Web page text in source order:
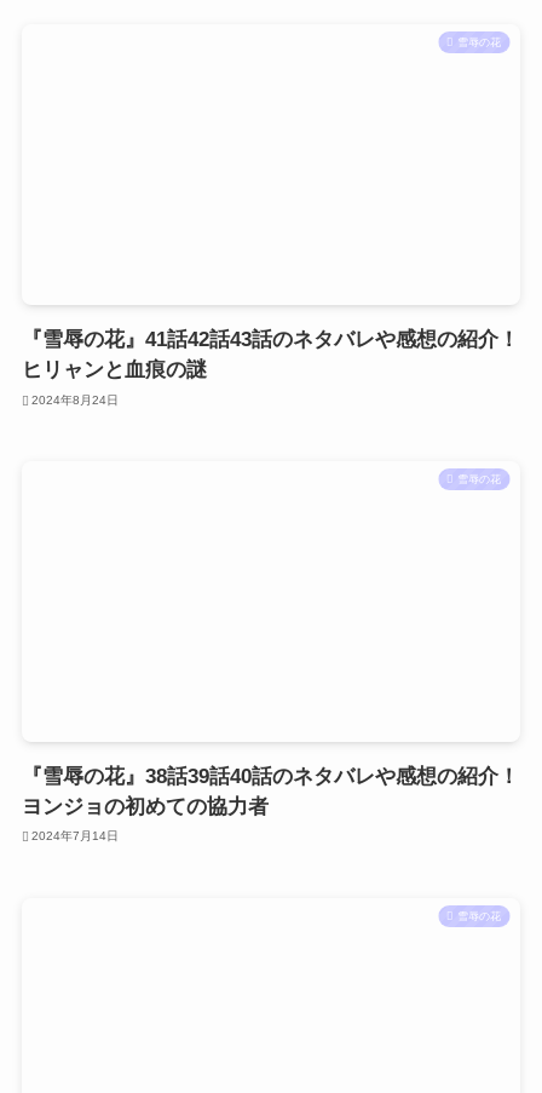
雪辱の花
『雪辱の花』41話42話43話のネタバレや感想の紹介！
ヒリャンと血痕の謎
2024年8月24日
雪辱の花
『雪辱の花』38話39話40話のネタバレや感想の紹介！
ヨンジョの初めての協力者
2024年7月14日
雪辱の花